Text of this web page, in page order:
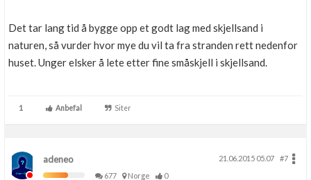
Det tar lang tid å bygge opp et godt lag med skjellsand i
naturen, så vurder hvor mye du vil ta fra stranden rett nedenfor
huset. Unger elsker å lete etter fine småskjell i skjellsand.
1 Anbefal Siter
adeneo 21.06.2015 05.07
#7
677
Norge 0